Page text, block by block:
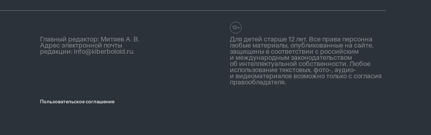
Главный редактор: Митяев А. В.
Адрес электронной почты
редакции: info@kiberboloid.ru.
Для детей старше 12 лет. Все права персонна
любые материалы, опубликованные на сайте,
защищены в соответствии с российским
и международным законодательством
об интеллектуальной собственности. Любое
использование текстовых, фото-, аудио-
и видеоматериалов возможно только с согласия
правообладателя.
Пользовательское соглашение